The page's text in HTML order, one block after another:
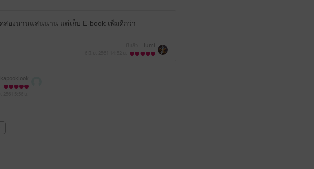
องนานแสนนาน แต่เก็บ E-book เพิ่มดีกว่า
lumi
kapooklook